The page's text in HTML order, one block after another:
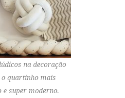
na decoração
quartinho mais
super moderno.